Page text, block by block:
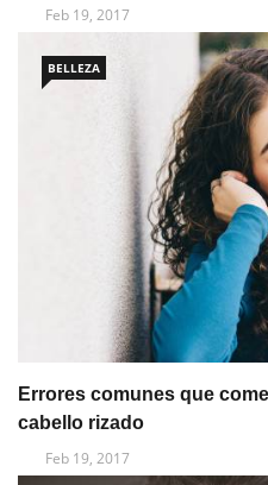
Feb 19, 2017
BELLEZA
Errores comunes que
cabello rizado
Feb 19, 2017